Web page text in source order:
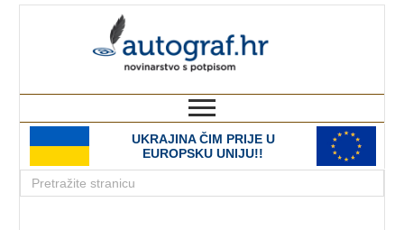
UKRAJINA ČIM PRIJE U
EUROPSKU UNIJU!!